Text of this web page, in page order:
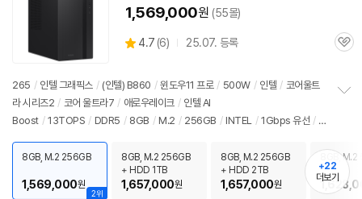
1,569,000원 (55몰)
별
4.7 (상
뷰
6) 25.07. 등록
관
265 / 인텔 그래픽스 / (인텔) B860 / 윈도우11 프로 / 500W / 인텔 / 코어울트
라 시리즈2 / 코어 울트라7 / 애로우레이크 / 인텔 AI
Boost / 13TOPS / DDR5 / 8GB / M.2 / 256GB / INTEL / 1Gbps 유선 / 8
C타입 5Gbps / 파워서플라이 / 미들타워 / 6.66kg 용도: 사무/인강용
출시가:
치
기
2위
8GB, M.2 256GB
1,569,000원
8GB, M.2 256GB
+ HDD 1TB
1,657,000원
8GB, M.2 256GB
+ HDD 2TB
1,657,000원
8GB, M.2
+22
더보기